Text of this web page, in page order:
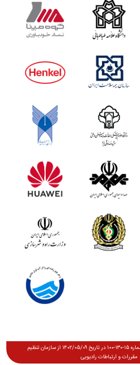
دارای مجوز UNSP به شماره ۱۵-۱۳۰-۱۰۰ در تاریخ ۱۴۰۲/۰۵/۰۹ از سازمان تنظیم
مقررات و ارتباطات رادیویی